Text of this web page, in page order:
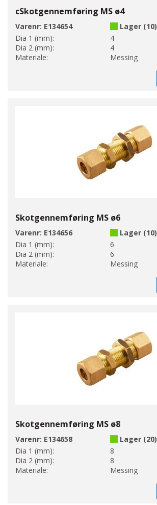
cSkotgennemføring MS ø4
Varenr: E134654
Lager (10)
Dia 1 (mm):
4
Dia 2 (mm):
4
Materiale:
Messing
Skotgennemføring MS ø6
Varenr: E134656
Lager (10)
Dia 1 (mm):
6
Dia 2 (mm):
6
Materiale:
Messing
Skotgennemføring MS ø8
Varenr: E134658
Lager (20)
Dia 1 (mm):
8
Dia 2 (mm):
8
Materiale:
Messing